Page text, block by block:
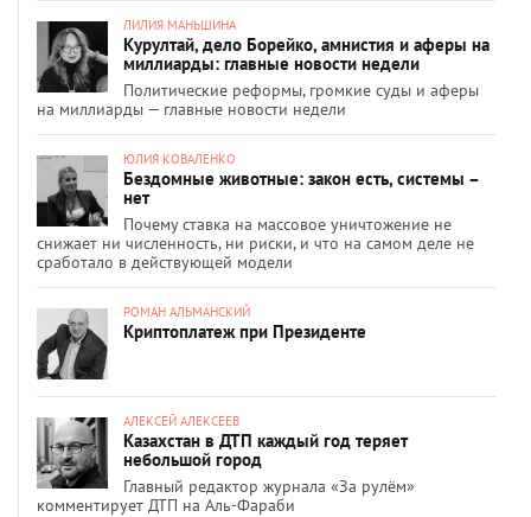
ЛИЛИЯ МАНЬШИНА
Курултай, дело Борейко, амнистия и аферы на
миллиарды: главные новости недели
Политические реформы, громкие суды и аферы
на миллиарды — главные новости недели
ЮЛИЯ КОВАЛЕНКО
Бездомные животные: закон есть, системы –
нет
Почему ставка на массовое уничтожение не
снижает ни численность, ни риски, и что на самом деле не
сработало в действующей модели
РОМАН АЛЬМАНСКИЙ
Криптоплатеж при Президенте
АЛЕКСЕЙ АЛЕКСЕЕВ
Казахстан в ДТП каждый год теряет
небольшой город
Главный редактор журнала «За рулём»
комментирует ДТП на Аль-Фараби